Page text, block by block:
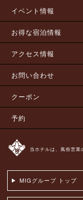
イベント情報
お得な宿泊情報
アクセス情報
お問い合わせ
クーポン
予約
当ホテルは、風俗営業
MIGグループ トップ